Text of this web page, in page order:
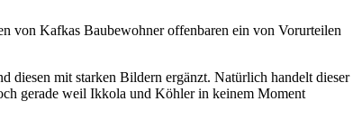
von Kafkas Baubewohner offenbaren ein von Vorurteilen
diesen mit starken Bildern ergänzt. Natürlich handelt dieser
gerade weil Ikkola und Köhler in keinem Moment